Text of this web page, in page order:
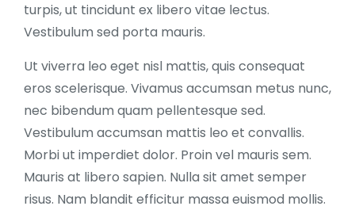
turpis, ut tincidunt ex libero vitae lectus.
Vestibulum sed porta mauris.
Ut viverra leo eget nisl mattis, quis consequat
eros scelerisque. Vivamus accumsan metus nunc,
nec bibendum quam pellentesque sed.
Vestibulum accumsan mattis leo et convallis.
Morbi ut imperdiet dolor. Proin vel mauris sem.
Mauris at libero sapien. Nulla sit amet semper
risus. Nam blandit efficitur massa euismod mollis.